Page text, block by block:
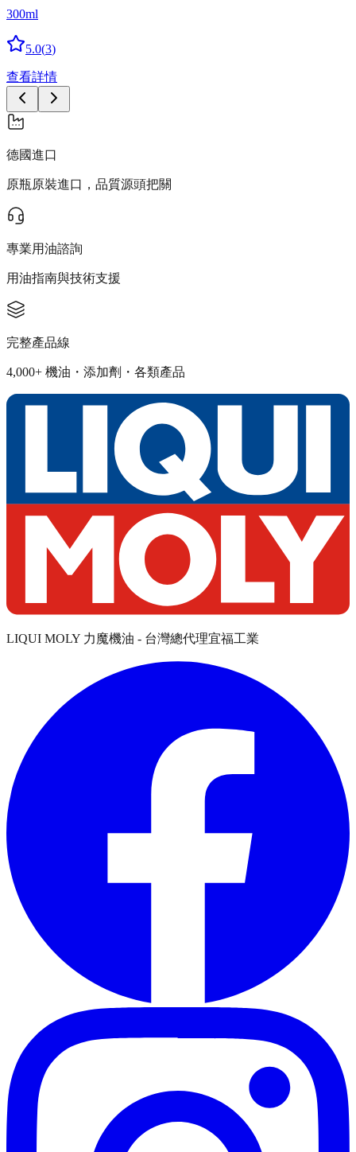
300ml
5.0(3)
查看詳情
德國進口
原瓶原裝進口，品質源頭把關
專業用油諮詢
用油指南與技術支援
完整產品線
4,000+ 機油・添加劑・各類產品
LIQUI MOLY 力魔機油 - 台灣總代理宜福工業